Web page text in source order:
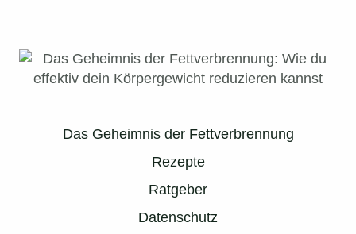
Das Geheimnis der Fettverbrennung
Rezepte
Ratgeber
Datenschutz